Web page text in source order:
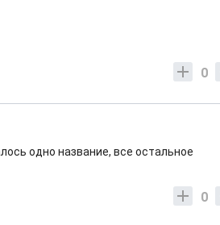
0
одно название, все остальное
0